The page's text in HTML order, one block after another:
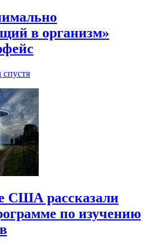
в организм»
спустя
США рассказали
по изучению